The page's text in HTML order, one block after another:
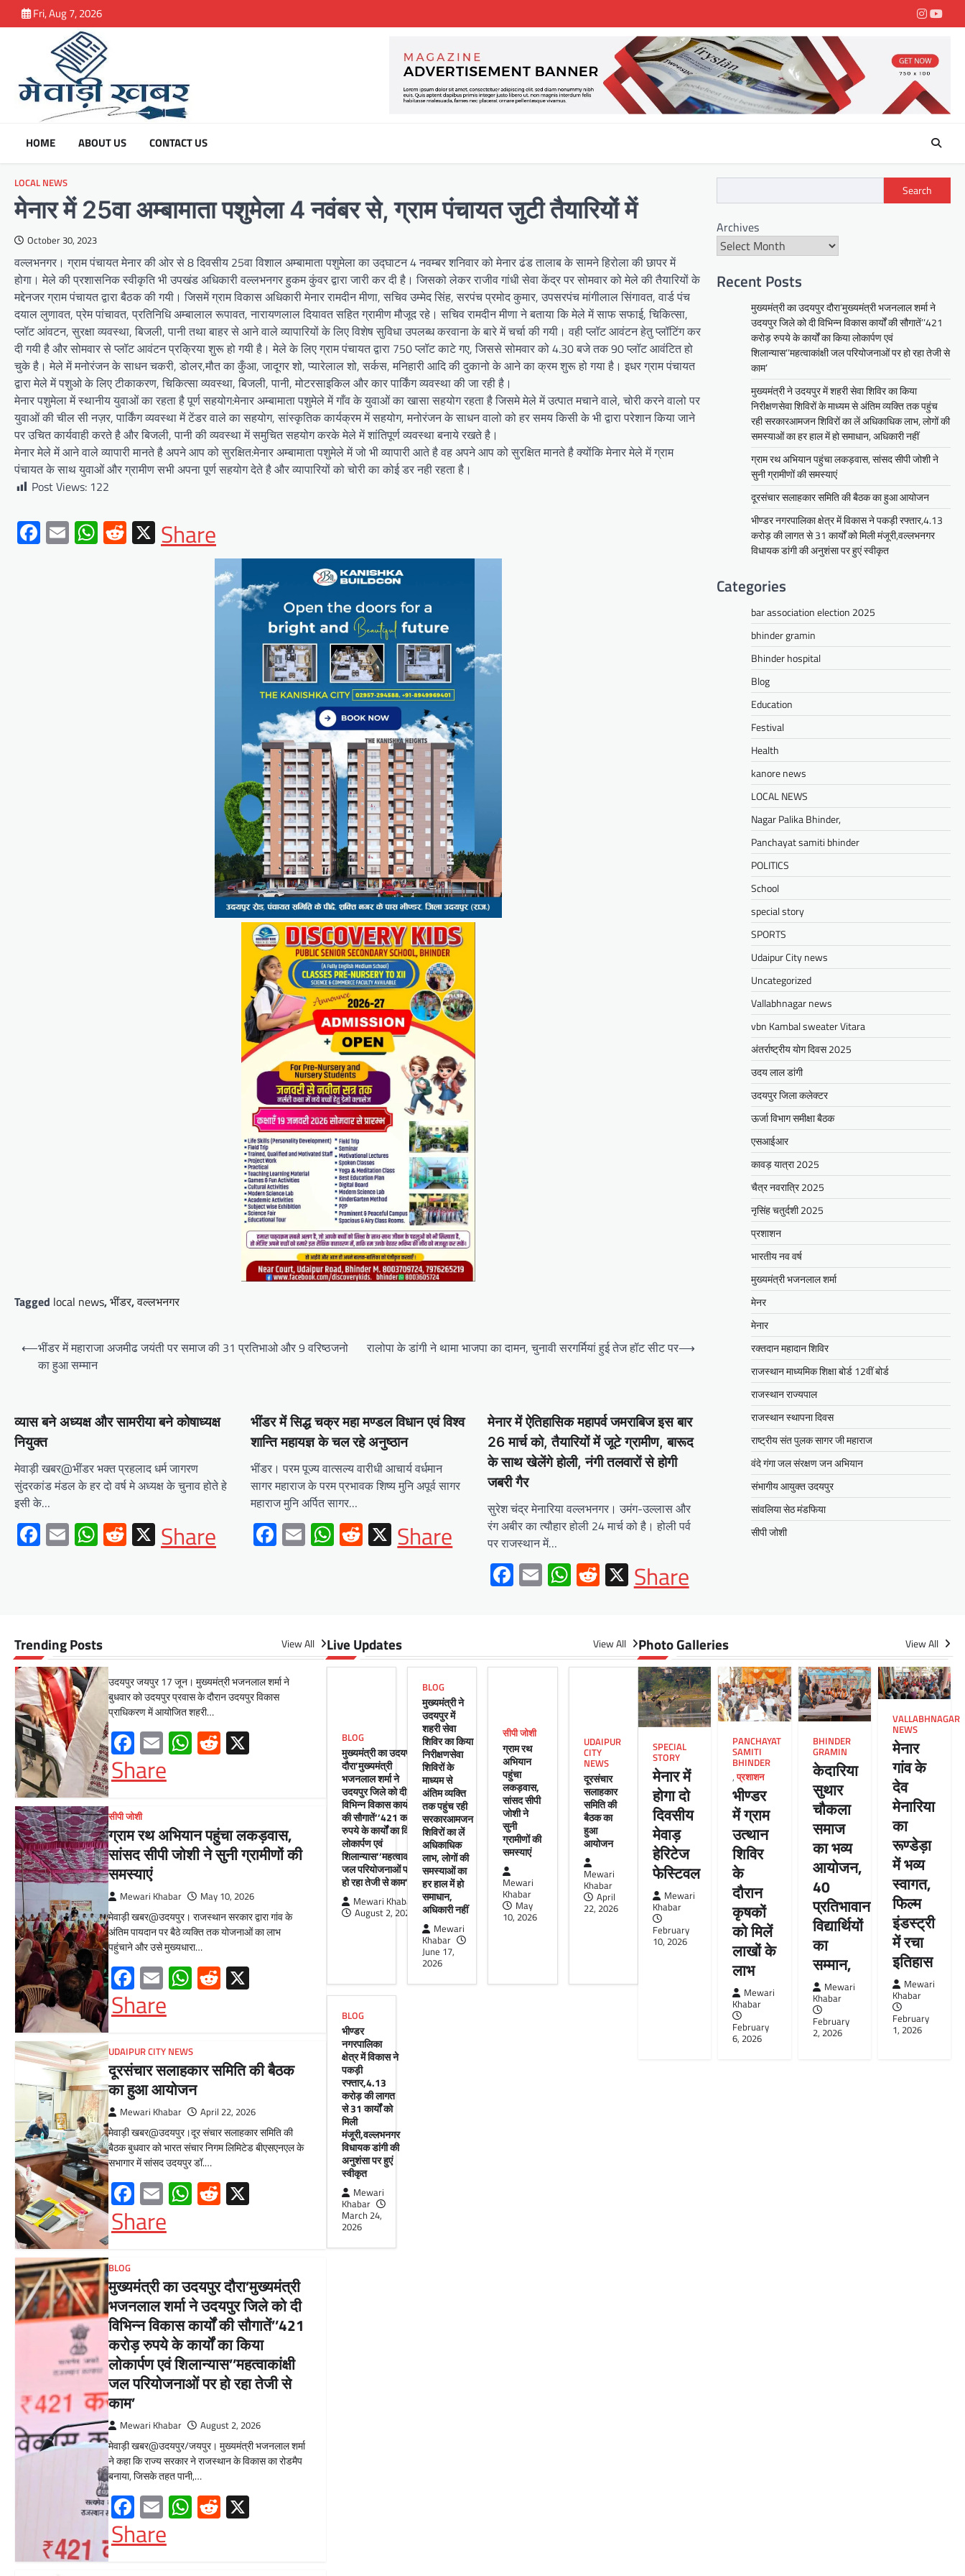
to
Fri, Aug 7, 2026
HOME ABOUT US CONTACT US
LOCAL NEWS
मेनार में 25वा अम्बामाता पशुमेला 4 नवंबर से, ग्राम पंचायत जुटी तैयारियों में
October 30, 2023
वल्लभनगर। ग्राम पंचायत मेनार की ओर से 8 दिवसीय 25वा विशाल अम्बामाता पशुमेला का उद्घाटन 4 नवम्बर शनिवार को मेनार ढंड तालाब के सामने हिरोला की छापर में
होगा। मेले की प्रशासनिक स्वीकृति भी उपखंड अधिकारी वल्लभनगर हुकम कुंवर द्वारा जारी कर दी है। जिसको लेकर राजीव गांधी सेवा केंद्र पर सोमवार को मेले की तैयारियों के
मद्देनजर ग्राम पंचायत द्वारा बैठक की गयी। जिसमें ग्राम विकास अधिकारी मेनार रामदीन मीणा, सचिव उम्मेद सिंह, सरपंच प्रमोद कुमार, उपसरपंच मांगीलाल सिंगावत, वार्ड पंच
दयाल लुणावत, प्रेम पांचावत, प्रतिनिधि अम्बालाल रूपावत, नारायणलाल दियावत सहित ग्रामीण मौजूद रहे। सचिव रामदीन मीणा ने बताया कि मेले में साफ सफाई, चिकित्सा,
प्लॉट आंवटन, सुरक्षा व्यवस्था, बिजली, पानी तथा बाहर से आने वाले व्यापारियों के लिए विशेष सुविधा उपलब्ध करवाना के बारे में चर्चा की गयी। वही प्लॉट आवंटन हेतु प्लॉटिंग कर
दी गयी है और सोमवार से प्लॉट आवंटन प्रक्रिया शुरू हो गयी है। मेले के लिए ग्राम पंचायत द्वारा 750 प्लॉट काटे गए, जिससे सोमवार को 4.30 बजे तक 90 प्लॉट आवंटित हो
चुके है। मेले में मनोरंजन के साधन चकरी, डोलर,मौत का कुँआ, जादूगर शो, प्यारेलाल शो, सर्कस, मनिहारी आदि की दुकानो के आने का क्रम शुरू हो गया है। इधर ग्राम पंचायत
द्वारा मेले में पशुओ के लिए टीकाकरण, चिकित्सा व्यवस्था, बिजली, पानी, मोटरसाइकिल और कार पार्किंग व्यवस्था की जा रही है।
मेनार पशुमेला में स्थानीय युवाओं का रहता है पूर्ण सहयोग:मेनार अम्बामाता पशुमेले में गाँव के युवाओं का खासा सहयोग रहता है जिसमे मेले में उत्पात मचाने वाले, चोरी करने वालो पर
युवाओं की चील सी नज़र, पार्किंग व्यवस्था में टेंडर वाले का सहयोग, सांस्कृतिक कार्यक्रम में सहयोग, मनोरंजन के साधन वालो को हर समय किसी के भी द्वारा परेशान किया जाने
पर उचित कार्यवाही करते है और बिजली, पानी की व्यवस्था में समुचित सहयोग करके मेले में शांतिपूर्ण व्यवस्था बनाये रखते है।
मेनार मेले में आने वाले व्यापारी मानते है अपने आप को सुरक्षित:मेनार अम्बामाता पशुमेले में जो भी व्यापारी आते है वह अपने आप को सुरक्षित मानते है क्योंकि मेनार मेले में ग्राम
पंचायत के साथ युवाओं और ग्रामीण सभी अपना पूर्ण सहयोग देते है और व्यापारियों को चोरी का कोई डर नही रहता है।
Post Views: 122
Facebook
EmailWhatsApp
Reddit
X
Share
Tagged local news,भींडर,वल्लभनगर
Post
navigation
⟵भींडर में महाराजा अजमीढ जयंती पर समाज की 31 प्रतिभाओ और 9 वरिष्ठजनो
का हुआ सम्मान
रालोपा के डांगी ने थामा भाजपा का दामन, चुनावी सरगर्मियां हुई तेज हॉट सीट पर⟶
व्यास बने अध्यक्ष और सामरीया बने कोषाध्यक्ष
नियुक्त
मेवाड़ी खबर@भींडर भक्त प्रहलाद धर्म जागरण
सुंदरकांड मंडल के हर दो वर्ष मे अध्यक्ष के चुनाव होते हे
इसी के…
Facebook
EmailWhatsApp
Reddit
X
Share
भींडर में सिद्ध चक्र महा मण्डल विधान एवं विश्व
शान्ति महायज्ञ के चल रहे अनुष्ठान
भींडर। परम पूज्य वात्सल्य वारीधी आचार्य वर्धमान
सागर महाराज के परम प्रभावक शिष्य मुनि अपूर्व सागर
महाराज मुनि अर्पित सागर…
Facebook
EmailWhatsApp
Reddit
X
Share
मेनार में ऐतिहासिक महापर्व जमराबिज इस बार
26 मार्च को, तैयारियों में जूटे ग्रामीण, बारूद
के साथ खेलेंगे होली, नंगी तलवारों से होगी
जबरी गैर
सुरेश चंद्र मेनारिया वल्लभनगर। उमंग-उल्लास और
रंग अबीर का त्यौहार होली 24 मार्च को है। होली पर्व
पर राजस्थान में…
Facebook
EmailWhatsApp
Reddit
XShare
Search
Archives
Recent Posts
मुख्यमंत्री का उदयपुर दौरा’मुख्यमंत्री भजनलाल शर्मा ने
उदयपुर जिले को दी विभिन्न विकास कार्यों की सौगातें’’421
करोड़ रुपये के कार्यों का किया लोकार्पण एवं
शिलान्यास’’महत्वाकांक्षी जल परियोजनाओं पर हो रहा तेजी से
काम’
मुख्यमंत्री ने उदयपुर में शहरी सेवा शिविर का किया
निरीक्षणसेवा शिविरों के माध्यम से अंतिम व्यक्ति तक पहुंच
रही सरकारआमजन शिविरों का लें अधिकाधिक लाभ, लोगों की
समस्याओं का हर हाल में हो समाधान, अधिकारी नहीं
ग्राम रथ अभियान पहुंचा लकड़वास, सांसद सीपी जोशी ने
सुनी ग्रामीणों की समस्याएं
दूरसंचार सलाहकार समिति की बैठक का हुआ आयोजन
भीण्डर नगरपालिका क्षेत्र में विकास ने पकड़ी रफ्तार,4.13
करोड़ की लागत से 31 कार्यों को मिली मंजूरी,वल्लभनगर
विधायक डांगी की अनुशंसा पर हुएं स्वीकृत
Categories
bar association election 2025
bhinder gramin
Bhinder hospital
Blog
Education
Festival
Health
kanore news
LOCAL NEWS
Nagar Palika Bhinder,
Panchayat samiti bhinder
POLITICS
School
special story
SPORTS
Udaipur City news
Uncategorized
Vallabhnagar news
vbn Kambal sweater Vitara
अंतर्राष्ट्रीय योग दिवस 2025
उदय लाल डांगी
उदयपुर जिला कलेक्टर
ऊर्जा विभाग समीक्षा बैठक
एसआईआर
कावड़ यात्रा 2025
चैत्र नवरात्रि 2025
नृसिंह चतुर्दशी 2025
प्रशाशन
भारतीय नव वर्ष
मुख्यमंत्री भजनलाल शर्मा
मेनर
मेनार
रक्तदान महादान शिविर
राजस्थान माध्यमिक शिक्षा बोर्ड 12वीं बोर्ड
राजस्थान राज्यपाल
राजस्थान स्थापना दिवस
राष्ट्रीय संत पुलक सागर जी महाराज
वंदे गंगा जल संरक्षण जन अभियान
संभागीय आयुक्त उदयपुर
सांवलिया सेठ मंडफिया
सीपी जोशी
Trending Posts View All
BLOG
मुख्यमंत्री ने उदयपुर में शहरी सेवा
शिविर का किया निरीक्षणसेवा शिविरों
के माध्यम से अंतिम व्यक्ति तक पहुंच
अधिकाधिक लाभ, लोगों की समस्याओं
का हर हाल में हो समाधान, अधिकारी
June 17, 2026
उदयपुर जयपुर 17 जून। मुख्यमंत्री भजनलाल शर्मा ने
बुधवार को उदयपुर प्रवास के दौरान उदयपुर विकास
WhatsApp
Reddit
ग्राम रथ अभियान पहुंचा लकड़वास,
सांसद सीपी जोशी ने सुनी ग्रामीणों की
May 10, 2026
मेवाड़ी खबर@उदयपुर। राजस्थान सरकार द्वारा गांव के
अंतिम पायदान पर बैठे व्यक्ति तक योजनाओं का लाभ
Facebook
EmailWhatsApp
Reddit
X
दूरसंचार सलाहकार समिति की बैठक
April 22, 2026
मेवाड़ी खबर@उदयपुर।दूर संचार सलाहकार समिति की
बैठक बुधवार को भारत संचार निगम लिमिटेड बीएसएनएल के
WhatsApp
Reddit
X
मुख्यमंत्री का उदयपुर दौरा’मुख्यमंत्री
भजनलाल शर्मा ने उदयपुर जिले को दी
विभिन्न विकास कार्यों की सौगातें’’421
करोड़ रुपये के कार्यों का किया
लोकार्पण एवं शिलान्यास’’महत्वाकांक्षी
जल परियोजनाओं पर हो रहा तेजी से
Mewari Khabar August 2, 2026
Facebook
EmailWhatsApp
Reddit
X
Share
मुख्यमंत्री ने उदयपुर में शहरी सेवा
शिविर का किया निरीक्षणसेवा शिविरों
Mewari Khabar June 17, 2026
उदयपुर जयपुर 17 जून। मुख्यमंत्री भजनलाल शर्मा ने
बुधवार को उदयपुर प्रवास के दौरान उदयपुर विकास
प्राधिकरण में आयोजित शहरी…
Facebook
EmailWhatsApp
Reddit
X
Share
सीपी जोशी
ग्राम रथ अभियान पहुंचा लकड़वास,
सांसद सीपी जोशी ने सुनी ग्रामीणों की
समस्याएं
Mewari Khabar May 10, 2026
मेवाड़ी खबर@उदयपुर। राजस्थान सरकार द्वारा गांव के
अंतिम पायदान पर बैठे व्यक्ति तक योजनाओं का लाभ
पहुंचाने और उसे मुख्यधारा…
Facebook
EmailWhatsApp
Reddit
X
Share
UDAIPUR CITY NEWS
दूरसंचार सलाहकार समिति की बैठक
का हुआ आयोजन
Mewari Khabar April 22, 2026
मेवाड़ी खबर@उदयपुर।दूर संचार सलाहकार समिति की
बैठक बुधवार को भारत संचार निगम लिमिटेड बीएसएनएल के
सभागार में सांसद उदयपुर डॉ.…
Facebook
EmailWhatsApp
Reddit
X
Share
BLOG
मुख्यमंत्री का उदयपुर दौरा’मुख्यमंत्री
भजनलाल शर्मा ने उदयपुर जिले को दी
विभिन्न विकास कार्यों की सौगातें’’421
करोड़ रुपये के कार्यों का किया
लोकार्पण एवं शिलान्यास’’महत्वाकांक्षी
जल परियोजनाओं पर हो रहा तेजी से
काम’
Mewari Khabar August 2, 2026
मेवाड़ी खबर@उदयपुर/जयपुर। मुख्यमंत्री भजनलाल शर्मा
ने कहा कि राज्य सरकार ने राजस्थान के विकास का रोडमैप
बनाया, जिसके तहत पानी,…
Facebook
EmailWhatsApp
Reddit
X
Share
Live Updates View All
BLOG
मुख्यमंत्री का उदयपुर
दौरा’मुख्यमंत्री
भजनलाल शर्मा ने
उदयपुर जिले को दी
विभिन्न विकास कार्यों
की सौगातें’’421 करोड़
रुपये के कार्यों का किया
लोकार्पण एवं
शिलान्यास’’महत्वाकांक्षी
जल परियोजनाओं पर
हो रहा तेजी से काम’
Mewari Khabar
August 2, 2026
BLOG
मुख्यमंत्री ने
उदयपुर में
शहरी सेवा
शिविर का किया
निरीक्षणसेवा
शिविरों के
माध्यम से
अंतिम व्यक्ति
तक पहुंच रही
सरकारआमजन
शिविरों का लें
अधिकाधिक
लाभ, लोगों की
समस्याओं का
हर हाल में हो
समाधान,
अधिकारी नहीं
Mewari
Khabar
June 17,
2026
सीपी जोशी
ग्राम रथ
अभियान
पहुंचा
लकड़वास,
सांसद सीपी
जोशी ने
सुनी
ग्रामीणों की
समस्याएं
Mewari
Khabar
May
10, 2026
UDAIPUR
CITY
NEWS
दूरसंचार
सलाहकार
समिति की
बैठक का
हुआ
आयोजन
Mewari
Khabar
April
22, 2026
BLOG
भीण्डर
नगरपालिका
क्षेत्र में विकास ने
पकड़ी
रफ्तार,4.13
करोड़ की लागत
से 31 कार्यों को
मिली
मंजूरी,वल्लभनगर
विधायक डांगी की
अनुशंसा पर हुएं
स्वीकृत
Mewari
Khabar
March 24,
2026
Photo Galleries View All
SPECIAL
STORY
मेनार में
होगा दो
दिवसीय
मेवाड़
हेरिटेज
फेस्टिवल
Mewari
Khabar
February
10, 2026
PANCHAYAT
SAMITI
BHINDER
,प्रशाशन
भीण्डर
में ग्राम
उत्थान
शिविर
के
दौरान
कृषकों
को मिलें
लाखों के
लाभ
Mewari
Khabar
February
6, 2026
BHINDER
GRAMIN
केदारिया
सुथार
चौकला
समाज
का भव्य
आयोजन,
40
प्रतिभावान
विद्यार्थियों
का
सम्मान,
Mewari
Khabar
February
2, 2026
VALLABHNAGAR
NEWS
मेनार
गांव के
देव
मेनारिया
का
रूण्डेड़ा
में भव्य
स्वागत,
फिल्म
इंडस्ट्री
में रचा
इतिहास
Mewari
Khabar
February
1, 2026